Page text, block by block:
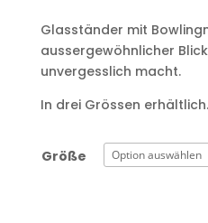
Glasständer mit
aussergewöhnlicher
unvergesslich macht.
In drei Grössen erhältlich.
Größe